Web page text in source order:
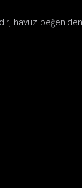
havuz